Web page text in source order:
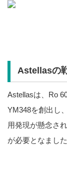
Astellasの
Astellasは、Ro
YM348を創出し
用発現が懸念さ
が必要となました